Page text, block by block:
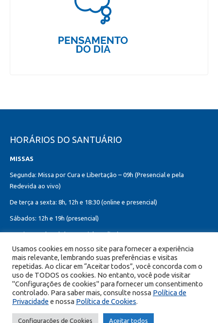
HORÁRIOS DO SANTUÁRIO
MISSAS
Segunda: Missa por Cura e Libertação – 09h (Presencial e pela
Redevida ao vivo)
De terça a sexta: 8h, 12h e 18:30 (online e presencial)
Sábados: 12h e 19h (presencial)
Domingos: 8h, 10h (presencial e online)
12h, 18h30 (presencial)
Missa do Sagrado Coração de Jesus:
Toda primeira sexta-feira do mês – 8h, 12h e 19h (online e presencial)
reservados.
Usamos cookies em nosso site para fornecer a experiência
mais relevante, lembrando suas preferências e visitas
repetidas. Ao clicar em “Aceitar todos”, você concorda com o
uso de TODOS os cookies. No entanto, você pode visitar
"Configurações de cookies" para fornecer um consentimento
controlado. Para saber mais, consulte nossa Política de
Privacidade e nossa Política de Cookies.
Configurações de Cookies Aceitar todos